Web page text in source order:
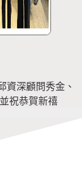
資深顧問秀金、
祝恭賀新禧